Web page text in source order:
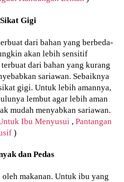
Gigi
dari bahan yang berbeda-
akan lebih sensitif
dari bahan yang kurang
sariawan. Sebaiknya
gigi. Untuk lebih amannya,
lembut agar lebih aman
mudah menyabkan sariawan.
Ibu Menyusui ,Pantangan
)
dan Pedas
makanan. Untuk ibu yang